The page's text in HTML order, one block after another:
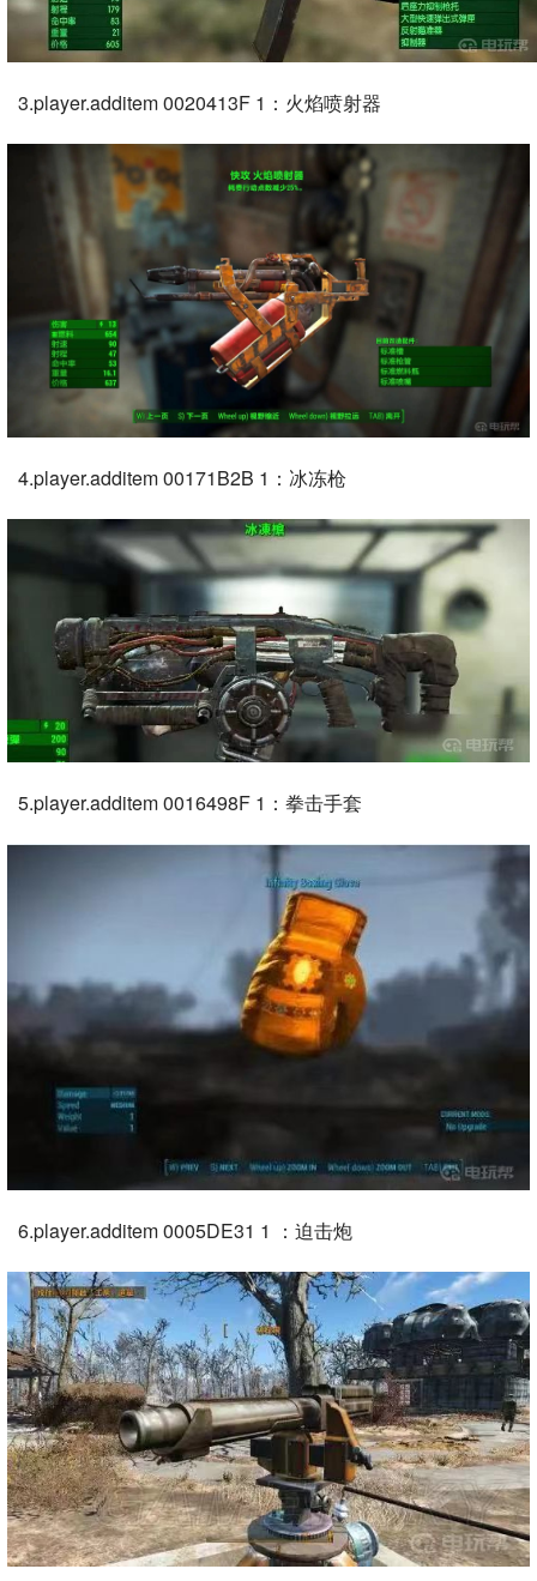
3.player.additem 0020413F 1：火焰喷射器
4.player.additem 00171B2B 1：冰冻枪
5.player.additem 0016498F 1：拳击手套
6.player.additem 0005DE31 1 ：迫击炮